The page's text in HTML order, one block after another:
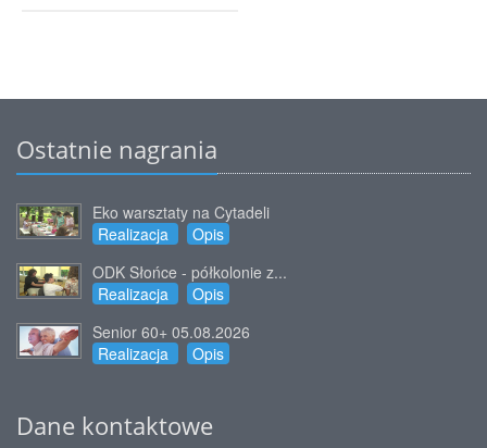
Ostatnie nagrania
Eko warsztaty na Cytadeli
Realizacja
Opis
ODK Słońce - półkolonie z...
Realizacja
Opis
Senior 60+ 05.08.2026
Realizacja
Opis
Dane kontaktowe